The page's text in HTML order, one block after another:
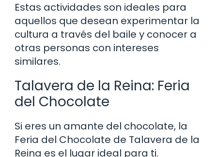
Estas actividades son ideales para
aquellos que desean experimentar la
cultura a través del baile y conocer a
otras personas con intereses
similares.
Talavera de la Reina: Feria
del Chocolate
Si eres un amante del chocolate, la
Feria del Chocolate de Talavera de la
Reina es el lugar ideal para ti.